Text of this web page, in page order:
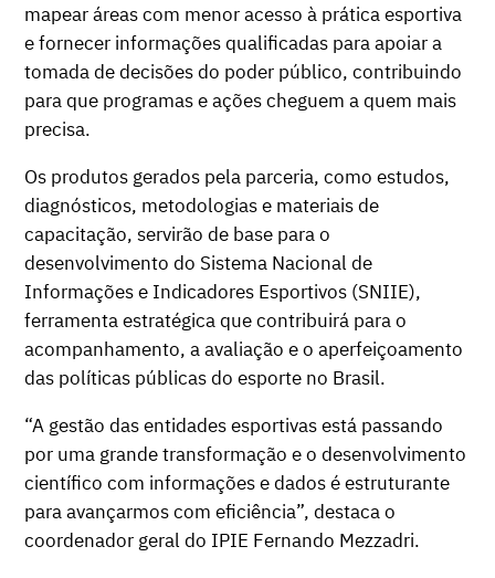
mapear áreas com menor acesso à prática esportiva
e fornecer informações qualificadas para apoiar a
tomada de decisões do poder público, contribuindo
para que programas e ações cheguem a quem mais
precisa.
Os produtos gerados pela parceria, como estudos,
diagnósticos, metodologias e materiais de
capacitação, servirão de base para o
desenvolvimento do Sistema Nacional de
Informações e Indicadores Esportivos (SNIIE),
ferramenta estratégica que contribuirá para o
acompanhamento, a avaliação e o aperfeiçoamento
das políticas públicas do esporte no Brasil.
“A gestão das entidades esportivas está passando
por uma grande transformação e o desenvolvimento
científico com informações e dados é estruturante
para avançarmos com eficiência”, destaca o
coordenador geral do IPIE Fernando Mezzadri.